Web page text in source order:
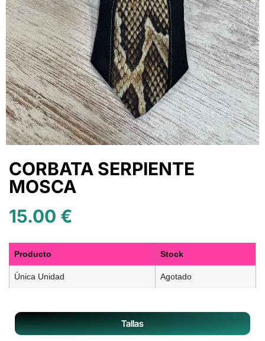
CORBATA SERPIENTE
MOSCA
15.00 €
Producto Stock
Única Unidad Agotado
Tallas